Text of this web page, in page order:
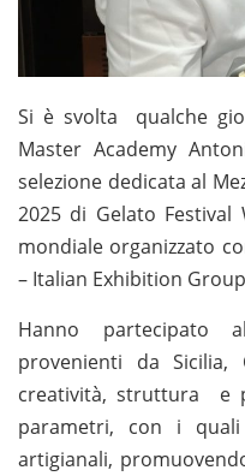
Si è svolta qualche
Master Academy
selezione dedicata al
2025 di Gelato
mondiale organizzato
– Italian Exhibition
Hanno partecipato
provenienti da Sicilia,
creatività, struttura e
parametri, con i
artigianali,